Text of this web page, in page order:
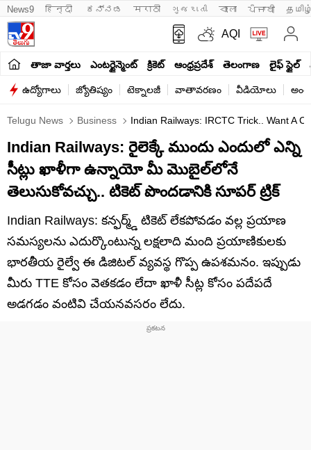
News9 हिन्दी ಕನ್ನಡ मराठी ગુજરાતી বাংলা ਪੰਜਾਬੀ
AQI
తాజా వార్తలు ఎంటర్టైన్మెంట్ క్రికెట్ ఆంధ్రప్రదేశ్ తెలంగాణ లైఫ్ స్టైల్
ఉద్యోగాలు జ్యోతిష్యం టెక్నాలజీ వాతావరణం వీడియోలు
Telugu News Business Indian Railways: IRCTC Trick.. Want A
Indian Railways: రైలెక్కే ముందు ఎందులో ఎన్ని
సీట్లు ఖాళీగా ఉన్నాయో మీ మొబైల్‌లోనే
తెలుసుకోవచ్చు.. టికెట్ పొందడానికి సూపర్‌ ట్రిక్‌
Indian Railways: కన్ఫర్మ్డ్ టికెట్ లేకపోవడం వల్ల ప్రయాణ
సమస్యలను ఎదుర్కొంటున్న లక్షలాది మంది ప్రయాణికులకు
భారతీయ రైల్వే ఈ డిజిటల్ వ్యవస్థ గొప్ప ఉపశమనం. ఇప్పుడు
మీరు TTE కోసం వెతకడం లేదా ఖాళీ సీట్ల కోసం పదేపదే
అడగడం వంటివి చేయనవసరం లేదు.